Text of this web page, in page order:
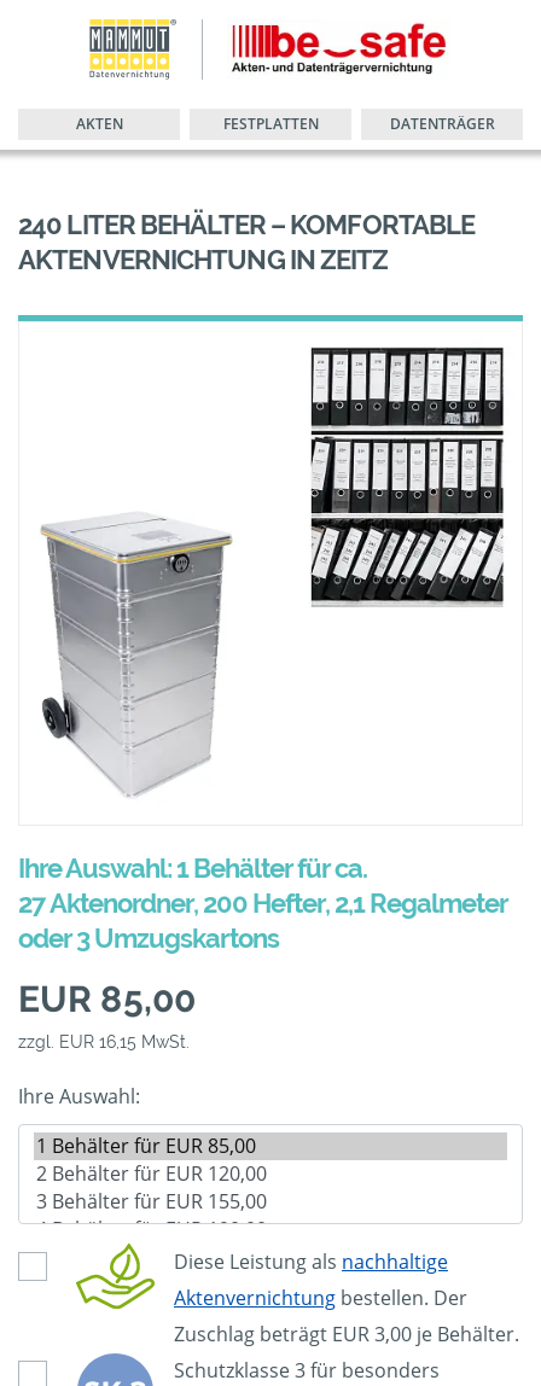
AKTEN FESTPLATTEN DATENTRÄGER
240 LITER BEHÄLTER – KOMFORTABLE
AKTENVERNICHTUNG IN ZEITZ
Ihre Auswahl: 1 Behälter für ca.
27 Aktenordner, 200 Hefter, 2,1 Regalmeter
oder 3 Umzugskartons
EUR 85,00
zzgl. EUR 16,15 MwSt.
Ihre Auswahl:
Diese Leistung als nachhaltige
Aktenvernichtung bestellen. Der
Zuschlag beträgt EUR 3,00 je Behälter.
Schutzklasse 3 für besonders